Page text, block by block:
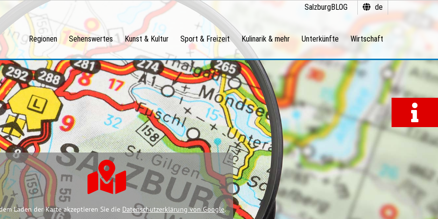
de
SalzburgBLOG
Regionen Sehenswertes Kunst & Kultur Sport & Freizeit Kulinarik & mehr Unterkünfte Wirtschaft
Laden der Karte akzeptieren Sie die Datenschutzerklärung von Google.